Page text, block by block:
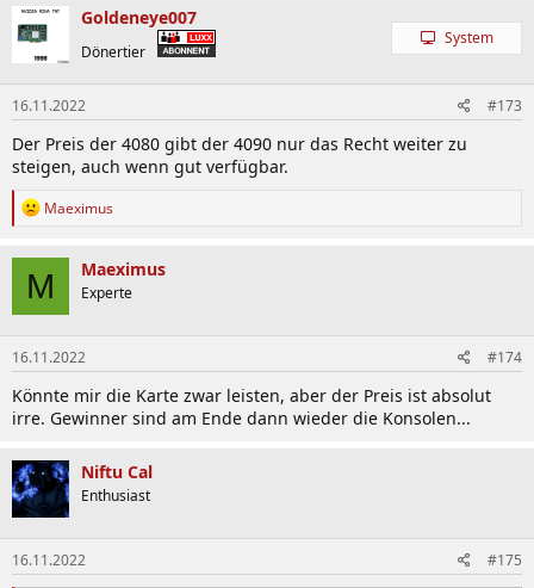
Goldeneye007
Dönertier
System
16.11.2022 #173
Der Preis der 4080 gibt der 4090 nur das Recht weiter zu
steigen, auch wenn gut verfügbar.
R
k
t
i
o
n
e
n
:
Maeximus
M Maeximus
Experte
16.11.2022 #174
Könnte mir die Karte zwar leisten, aber der Preis ist absolut
irre. Gewinner sind am Ende dann wieder die Konsolen...
Niftu Cal
Enthusiast
16.11.2022 #175